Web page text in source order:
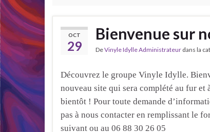
OCT
29
Bienvenue sur
DeVinyle Idylle Administrateur dans la
Découvrez le groupe Vinyle Idylle.
nouveau site qui sera complété au fur et
bientôt ! Pour toute demande
pas à nous contacter en remplissant le
suivant ou au 06 88 30 26 05